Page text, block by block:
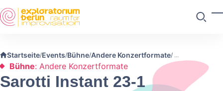
Skip to main content
Startseite/Events/Bühne/Andere Konzertformate/
Bühne: Andere Konzertformate
Sarotti Instant 23-1